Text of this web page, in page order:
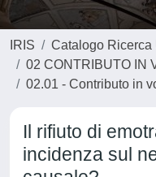
IRIS
Catalogo Ricerca
02 CONTRIBUTO IN
02.01 - Contributo in
Il rifiuto di
incidenza sul